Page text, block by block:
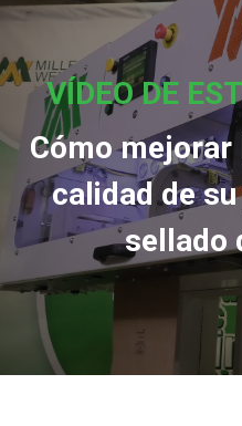
VÍDEO DE
Cómo
calidad de
sellado